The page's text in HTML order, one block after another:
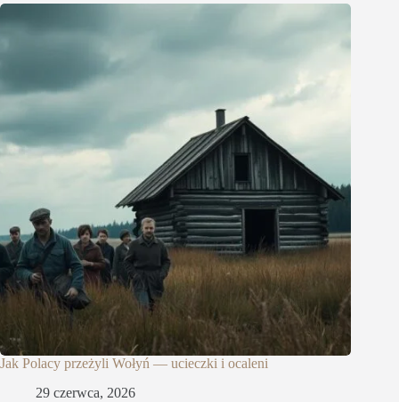
Jak Polacy przeżyli Wołyń — ucieczki i ocaleni
29 czerwca, 2026